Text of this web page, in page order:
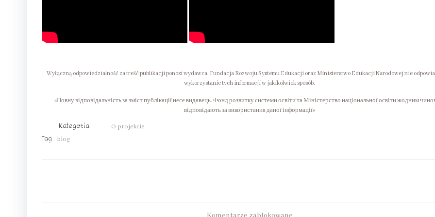
Wyłączną odpowiedzialność za treść publikacji ponosi wydawca. Fundacja Rozwoju Systemu Edukacji oraz Ministerstwo Edukacji Narodowej nie
wykorzystanie tych informacji w jakikolwiek sposób.
«Повну відповідальність за зміст публікації несе видавець. Фонд розвитку системи освіти та Міністерство національної освіти жодним
відповідають за використання даної інформації»
Kategoria O projekcie
Tag blog